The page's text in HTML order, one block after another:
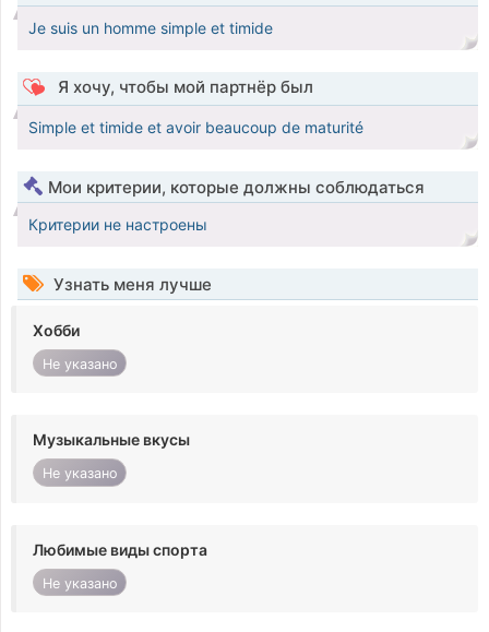
Je suis un homme simple et timide
Я хочу, чтобы мой партнёр был
Simple et timide et avoir beaucoup de maturité
Мои критерии, которые должны соблюдаться
Критерии не настроены
Узнать меня лучше
Хобби
Не указано
Музыкальные вкусы
Не указано
Любимые виды спорта
Не указано